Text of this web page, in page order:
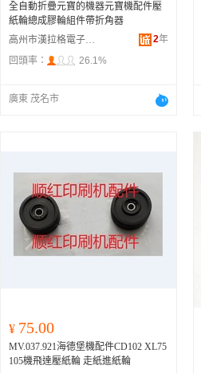
全自動折疊元寶的機器元寶機配件壓
紙輪總成膠輪組件帶折角器
高州市漢拉格電子商務商行
2年
回頭率：
26.1%
廣東 茂名市
¥ 75.00
MV.037.921海德堡機配件CD102 XL75
105機飛達壓紙輪 走紙進紙輪